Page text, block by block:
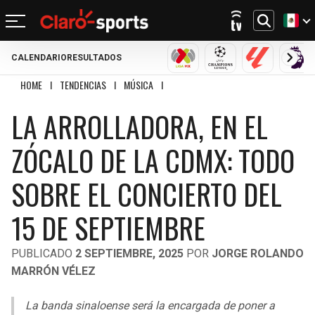
REGRESAR
MUNDIAL 2026
LIGA MX
SELECCIÓN MEXICANA
CONCACHAMPIONS
FÚTBOL DE ESTUFA
REGRESAR
CHAMPIONS LEAGUE
LALIGA
PREMIER LEAGUE
SERIE A
BUNDESLIGA
REGRESAR
FÓRMULA 1
NASCAR
REGRESAR
BILLS
DOLPHINS
PATRIOTS
JETS
BRONCOS
REGRESAR
CELTICS
NETS
KNICKS
76ERS
RAPTORS
REGRESAR
MEXICANO
MLB
REGRESAR
CICLISMO
TENIS
BOXEO
GOLF
UFC
REGRESAR
TENDENCIAS
MÚSICA
CINE Y TV
VIDEOJUEGOS
CALENDARIO RESULTADOS
LIGA MXCHAMPIONS
LALIGA
HOME I TENDENCIAS I MÚSICA I
LA ARROLLADORA, EN EL
ZÓCALO DE LA CDMX: TODO
SOBRE EL CONCIERTO DEL
15 DE SEPTIEMBRE
PUBLICADO 2 SEPTIEMBRE, 2025 POR JORGE ROLANDO
MARRÓN VÉLEZ
La banda sinaloense será la encargada de poner a